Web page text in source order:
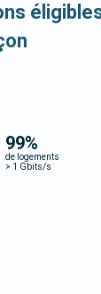
99%
de logements
> 1 Gbits/s